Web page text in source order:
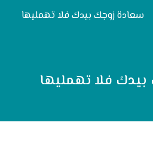
سعادة زوجك بيدك فلا تهمليها
فلا تهمليها